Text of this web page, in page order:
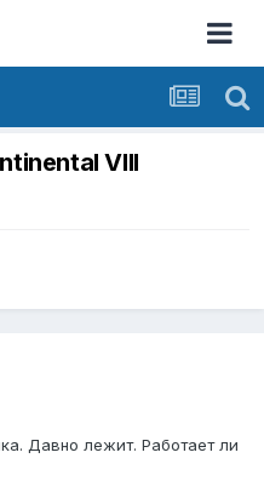
VIII
Давно лежит. Работает ли